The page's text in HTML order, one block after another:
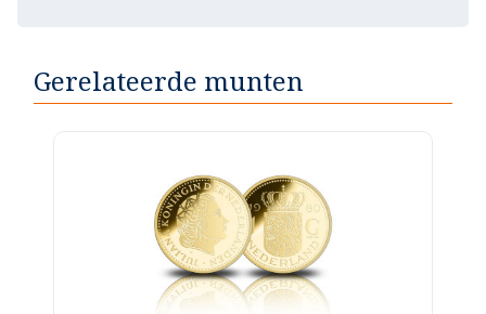
Gerelateerde munten